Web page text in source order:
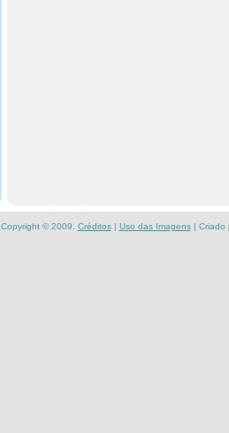
Copyright © 2009. Créditos| Uso das Imagens| Criado